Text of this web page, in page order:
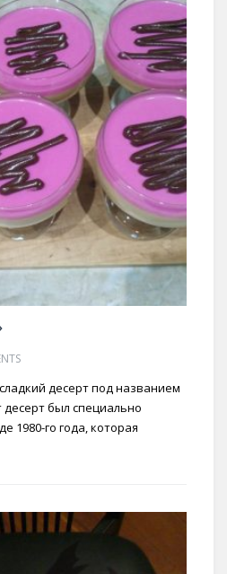
десерт под названием
десерт был специально
1980-го года, которая